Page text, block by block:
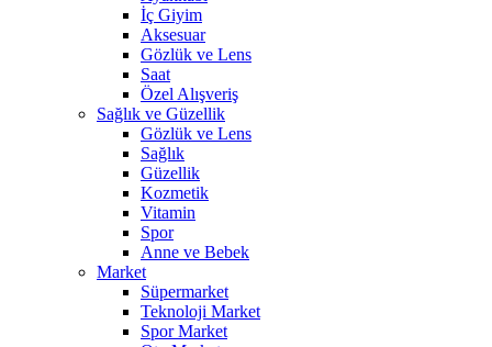
İç Giyim
Aksesuar
Gözlük ve Lens
Saat
Özel Alışveriş
Sağlık ve Güzellik
Gözlük ve Lens
Sağlık
Güzellik
Kozmetik
Vitamin
Spor
Anne ve Bebek
Market
Süpermarket
Teknoloji Market
Spor Market